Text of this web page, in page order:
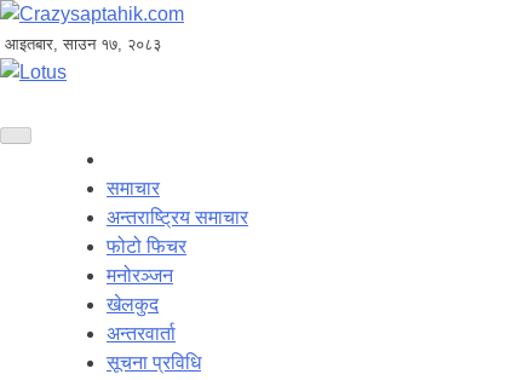
आइतबार, साउन १७, २०८३
समाचार
अन्तराष्ट्रिय समाचार
फोटो फिचर
मनोरञ्जन
खेलकुद
अन्तरवार्ता
सूचना प्रविधि